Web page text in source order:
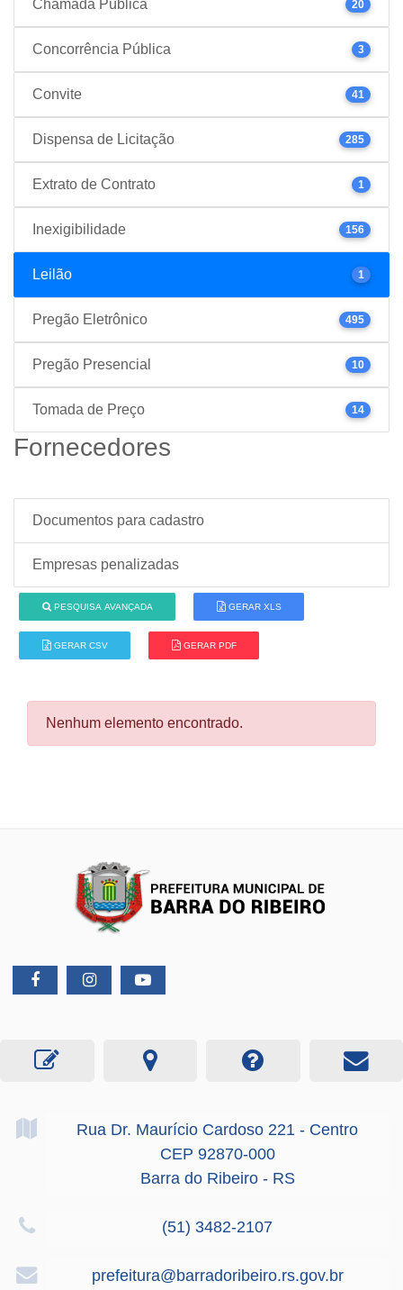
Chamada Pública 20
Concorrência Pública 3
Convite 41
Dispensa de Licitação 285
Extrato de Contrato 1
Inexigibilidade 156
Leilão 1
Pregão Eletrônico 495
Pregão Presencial 10
Tomada de Preço 14
Fornecedores
Documentos para cadastro
Empresas penalizadas
PESQUISA AVANÇADA GERAR XLS
GERAR CSV GERAR PDF
Nenhum elemento encontrado.
Rua Dr. Maurício Cardoso 221 - Centro
CEP 92870-000
Barra do Ribeiro - RS
(51) 3482-2107
prefeitura@barradoribeiro.rs.gov.br